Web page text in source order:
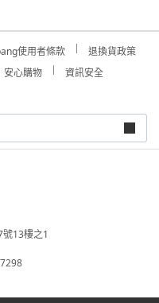
使用者條款
退換貨政策
安心購物
資訊安全
13樓之1